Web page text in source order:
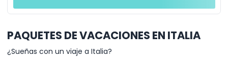
PAQUETES DE VACACIONES EN ITALIA
¿Sueñas con un viaje a Italia?